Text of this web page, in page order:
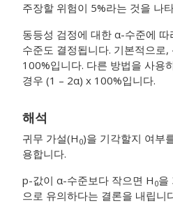
주장할 위험이 5%라는 것을 나
동등성 검정에 대한 α-수준에
수준도 결정됩니다. 기본적으로
100%입니다. 다른 방법을 사용
경우 (1 – 2α) x 100%입니다.
해석
귀무 가설(H 0)을 기각할지 여부
용합니다.
p-값이 α-수준보다 작으면 H 0을
으로 유의하다는 결론을 내립니